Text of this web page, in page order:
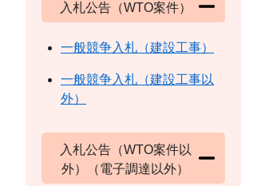
入札公告（WTO案件）
一般競争入札（建設工事）
一般競争入札（建設工事以
外）
入札公告（WTO案件以
外）（電子調達以外）